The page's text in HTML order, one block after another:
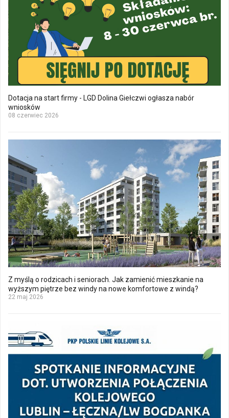
Dotacja na start firmy - LGD Dolina Giełczwi ogłasza nabór
wniosków
08 czerwiec 2026
Z myślą o rodzicach i seniorach. Jak zamienić mieszkanie na
wyższym piętrze bez windy na nowe komfortowe z windą?
22 maj 2026